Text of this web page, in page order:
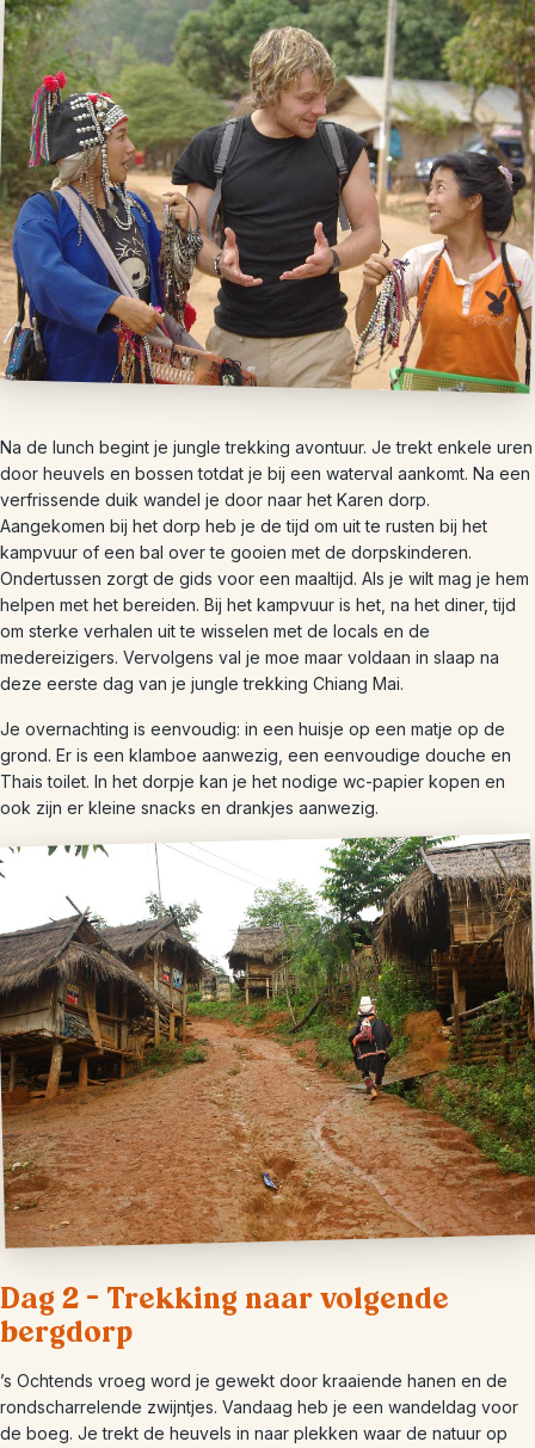
Na de lunch begint je jungle trekking avontuur. Je trekt enkele uren
door heuvels en bossen totdat je bij een waterval aankomt. Na een
verfrissende duik wandel je door naar het Karen dorp.
Aangekomen bij het dorp heb je de tijd om uit te rusten bij het
kampvuur of een bal over te gooien met de dorpskinderen.
Ondertussen zorgt de gids voor een maaltijd. Als je wilt mag je hem
helpen met het bereiden. Bij het kampvuur is het, na het diner, tijd
om sterke verhalen uit te wisselen met de locals en de
medereizigers. Vervolgens val je moe maar voldaan in slaap na
deze eerste dag van je jungle trekking Chiang Mai.
Je overnachting is eenvoudig: in een huisje op een matje op de
grond. Er is een klamboe aanwezig, een eenvoudige douche en
Thais toilet. In het dorpje kan je het nodige wc-papier kopen en
ook zijn er kleine snacks en drankjes aanwezig.
Dag 2 – Trekking naar volgende
bergdorp
’s Ochtends vroeg word je gewekt door kraaiende hanen en de
rondscharrelende zwijntjes. Vandaag heb je een wandeldag voor
de boeg. Je trekt de heuvels in naar plekken waar de natuur op